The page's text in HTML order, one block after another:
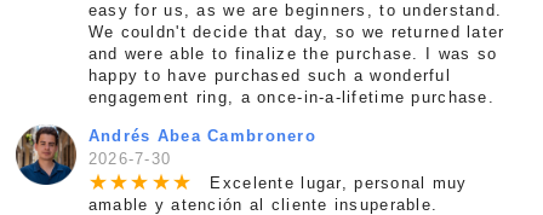
easy for us, as we are beginners, to understand.
We couldn't decide that day, so we returned later
and were able to finalize the purchase. I was so
happy to have purchased such a wonderful
engagement ring, a once-in-a-lifetime purchase.
Andrés Abea Cambronero
2026-7-30
★★★ ★★
Excelente lugar, personal muy
amable y atención al cliente insuperable.